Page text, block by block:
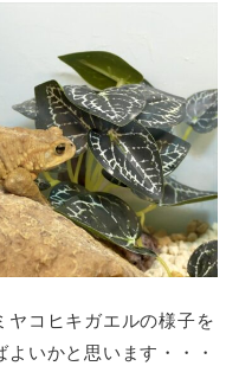
ヤコヒキガエルの様子を
いかと思います・・・